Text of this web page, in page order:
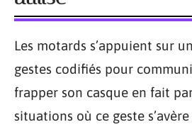
Les motards s’appuient sur
gestes codifiés pour
frapper son casque en fait
situations où ce geste